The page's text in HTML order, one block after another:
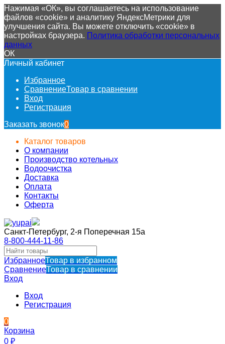
Нажимая «ОК», вы соглашаетесь на использование
файлов «cookie» и аналитику ЯндексМетрики для
улучшения сайта. Вы можете отключить «cookie» в
настройках браузера. Политика обработки персональных
данных
ОК
Личный кабинет
Избранное
СравнениеТовар в сравнении
Вход
Регистрация
Заказать звонок0
Каталог товаров
О компании
Производство котельных
Водоочистка
Доставка
Оплата
Контакты
Оферта
Санкт-Петербург, 2-я Поперечная 15а
8-800-444-11-86
ИзбранноеТовар в избранном
СравнениеТовар в сравнении
Вход
Вход
Регистрация
0
Корзина
0 ₽